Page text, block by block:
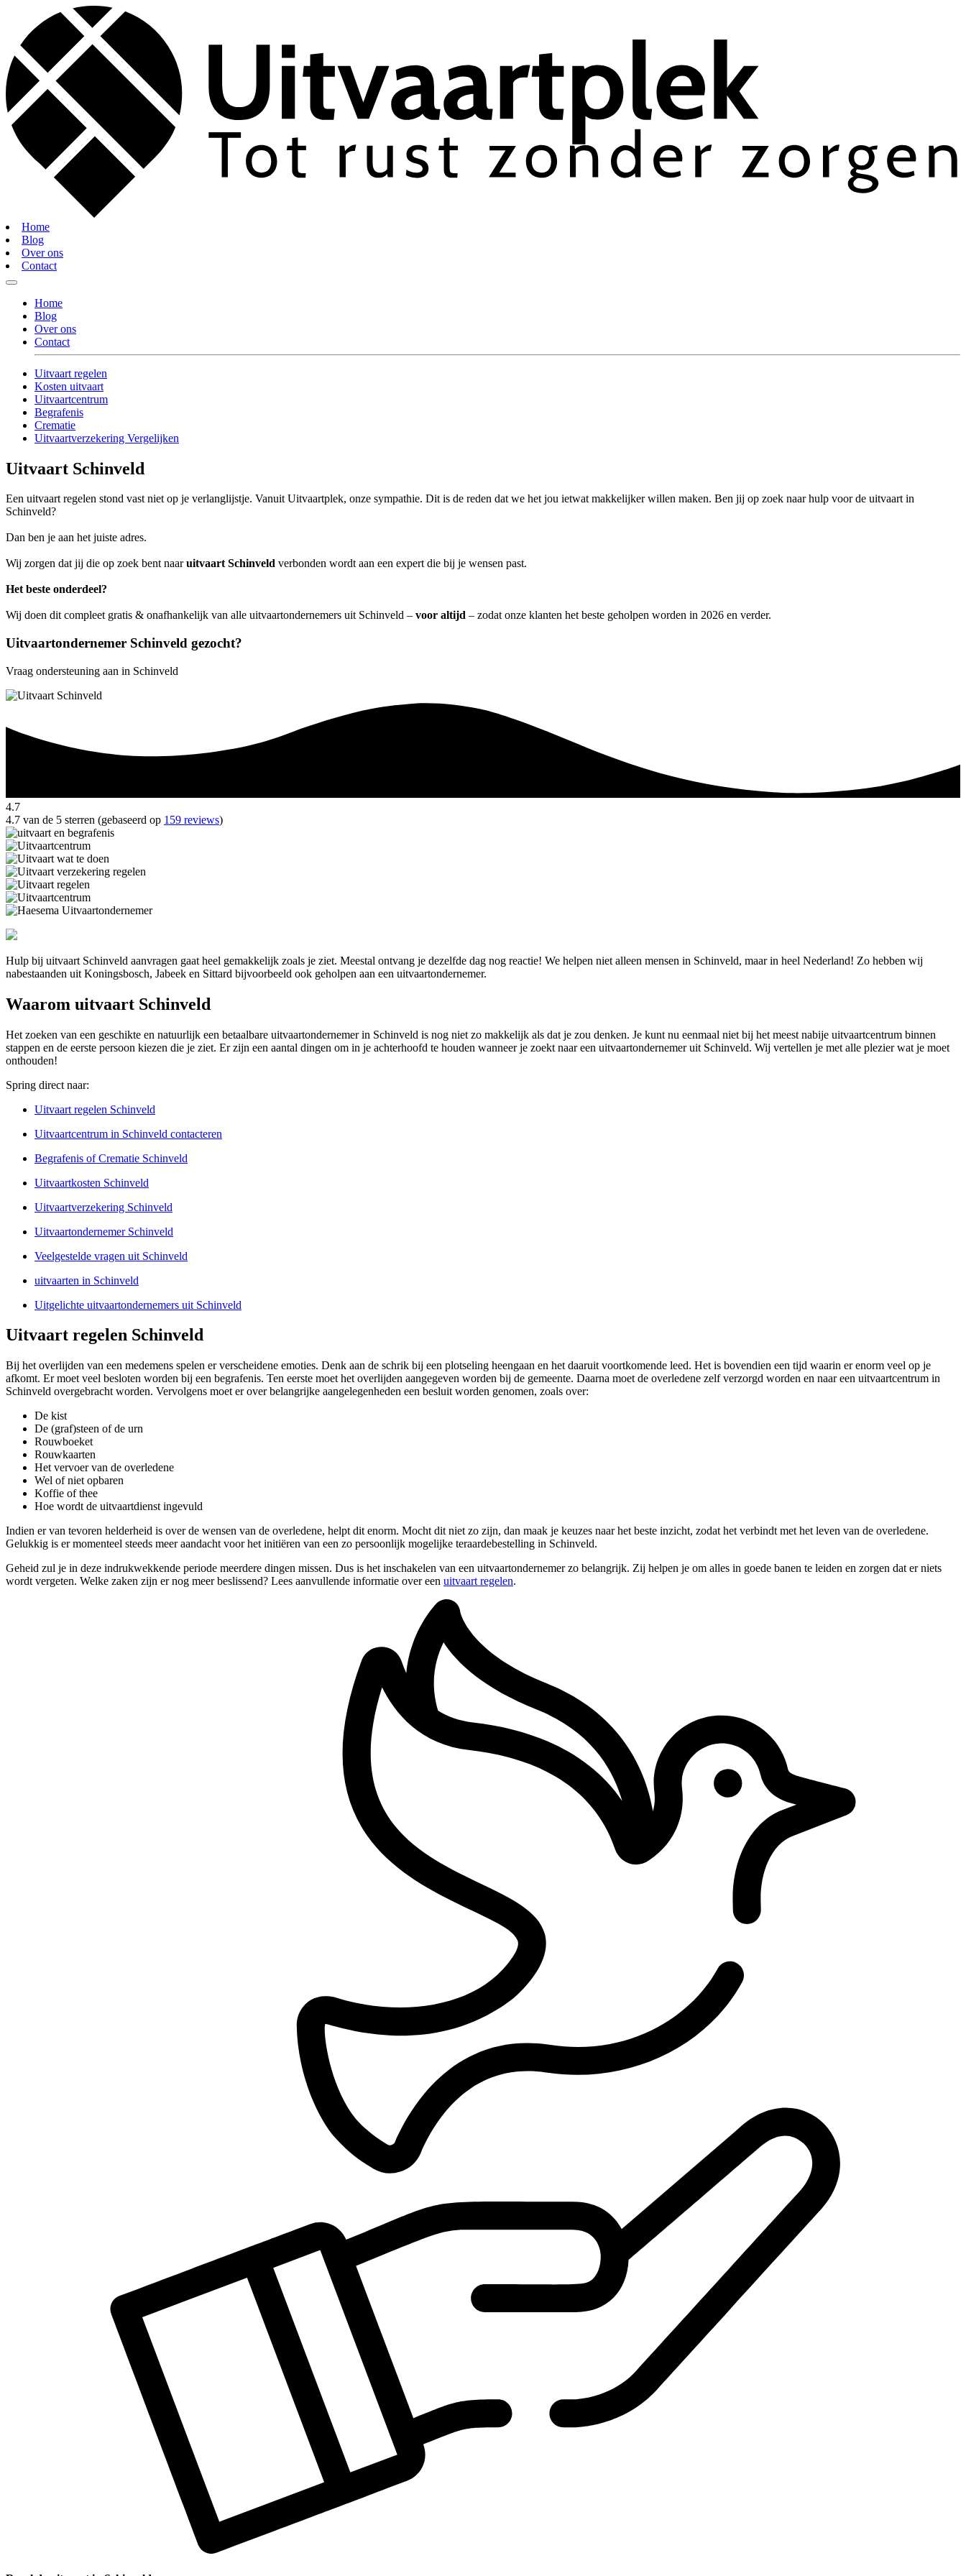
Home
Blog
Over ons
Contact
Home
Blog
Over ons
Contact
Uitvaart regelen
Kosten uitvaart
Uitvaartcentrum
Begrafenis
Crematie
Uitvaartverzekering Vergelijken
Uitvaart Schinveld
Een uitvaart regelen stond vast niet op je verlanglijstje. Vanuit Uitvaartplek, onze sympathie. Dit is de reden dat we het jou ietwat makkelijker willen maken. Ben jij op zoek naar hulp voor de uitvaart in
Schinveld?
Dan ben je aan het juiste adres.
Wij zorgen dat jij die op zoek bent naaruitvaart Schinveld verbonden wordt aan een expert die bij je wensen past.
Het beste onderdeel?
Wij doen dit compleet gratis & onafhankelijk van alle uitvaartondernemers uit Schinveld – voor altijd – zodat onze klanten het beste geholpen worden in 2026 en verder.
Uitvaartondernemer Schinveld gezocht?
Vraag ondersteuning aan in Schinveld
4.7
4.7 van de 5 sterren (gebaseerd op 159 reviews)
Hulp bij uitvaart Schinveld aanvragen gaat heel gemakkelijk zoals je ziet. Meestal ontvang je dezelfde dag nog reactie! We helpen niet alleen mensen in Schinveld, maar in heel Nederland! Zo hebben wij
nabestaanden uit Koningsbosch, Jabeek en Sittard bijvoorbeeld ook geholpen aan een uitvaartondernemer.
Waarom uitvaart Schinveld
Het zoeken van een geschikte en natuurlijk een betaalbare uitvaartondernemer in Schinveld is nog niet zo makkelijk als dat je zou denken. Je kunt nu eenmaal niet bij het meest nabije uitvaartcentrum binnen
stappen en de eerste persoon kiezen die je ziet. Er zijn een aantal dingen om in je achterhoofd te houden wanneer je zoekt naar een uitvaartondernemer uit Schinveld. Wij vertellen je met alle plezier wat je moet
onthouden!
Spring direct naar:
Uitvaart regelen Schinveld
Uitvaartcentrum in Schinveld contacteren
Begrafenis of Crematie Schinveld
Uitvaartkosten Schinveld
Uitvaartverzekering Schinveld
Uitvaartondernemer Schinveld
Veelgestelde vragen uit Schinveld
uitvaarten in Schinveld
Uitgelichte uitvaartondernemers uit Schinveld
Uitvaart regelen Schinveld
Bij het overlijden van een medemens spelen er verscheidene emoties. Denk aan de schrik bij een plotseling heengaan en het daaruit voortkomende leed. Het is bovendien een tijd waarin er enorm veel op je
afkomt. Er moet veel besloten worden bij een begrafenis. Ten eerste moet het overlijden aangegeven worden bij de gemeente. Daarna moet de overledene zelf verzorgd worden en naar een uitvaartcentrum in
Schinveld overgebracht worden. Vervolgens moet er over belangrijke aangelegenheden een besluit worden genomen, zoals over:
De kist
De (graf)steen of de urn
Rouwboeket
Rouwkaarten
Het vervoer van de overledene
Wel of niet opbaren
Koffie of thee
Hoe wordt de uitvaartdienst ingevuld
Indien er van tevoren helderheid is over de wensen van de overledene, helpt dit enorm. Mocht dit niet zo zijn, dan maak je keuzes naar het beste inzicht, zodat het verbindt met het leven van de overledene.
Gelukkig is er momenteel steeds meer aandacht voor het initiëren van een zo persoonlijk mogelijke teraardebestelling in Schinveld.
Geheid zul je in deze indrukwekkende periode meerdere dingen missen. Dus is het inschakelen van een uitvaartondernemer zo belangrijk. Zij helpen je om alles in goede banen te leiden en zorgen dat er niets
wordt vergeten. Welke zaken zijn er nog meer beslissend? Lees aanvullende informatie over een uitvaart regelen.